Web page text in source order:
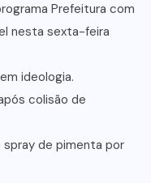
Prefeitura com
nesta sexta-feira
ideologia.
colisão de
spray de pimenta por